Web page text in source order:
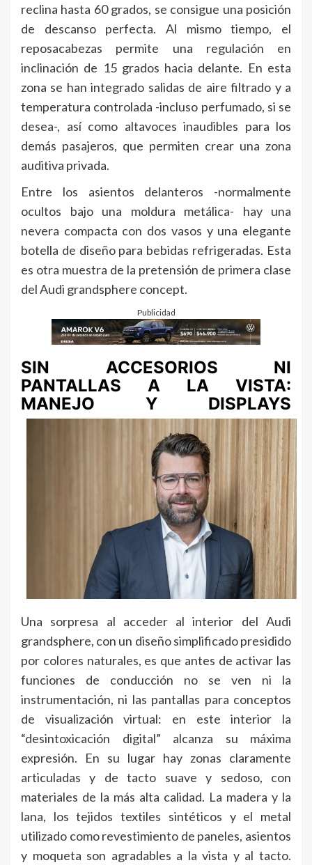
reclina hasta 60 grados, se consigue una posición
de descanso perfecta. Al mismo tiempo, el
reposacabezas permite una regulación en
inclinación de 15 grados hacia delante. En esta
zona se han integrado salidas de aire filtrado y a
temperatura controlada -incluso perfumado, si se
desea-, así como altavoces inaudibles para los
demás pasajeros, que permiten crear una zona
auditiva privada.
Entre los asientos delanteros -normalmente
ocultos bajo una moldura metálica- hay una
nevera compacta con dos vasos y una elegante
botella de diseño para bebidas refrigeradas. Esta
es otra muestra de la pretensión de primera clase
del Audi grandsphere concept.
Publicidad
SIN ACCESORIOS NI
PANTALLAS A LA VISTA:
MANEJO Y DISPLAYS
Una sorpresa al acceder al interior del Audi
grandsphere, con un diseño simplificado presidido
por colores naturales, es que antes de activar las
funciones de conducción no se ven ni la
instrumentación, ni las pantallas para conceptos
de visualización virtual: en este interior la
“desintoxicación digital” alcanza su máxima
expresión. En su lugar hay zonas claramente
articuladas y de tacto suave y sedoso, con
materiales de la más alta calidad. La madera y la
lana, los tejidos textiles sintéticos y el metal
utilizado como revestimiento de paneles, asientos
y moqueta son agradables a la vista y al tacto.